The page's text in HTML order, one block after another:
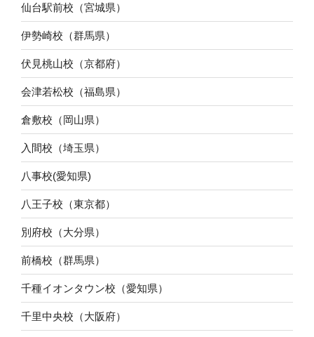
仙台駅前校（宮城県）
伊勢崎校（群馬県）
伏見桃山校（京都府）
会津若松校（福島県）
倉敷校（岡山県）
入間校（埼玉県）
八事校(愛知県)
八王子校（東京都）
別府校（大分県）
前橋校（群馬県）
千種イオンタウン校（愛知県）
千里中央校（大阪府）